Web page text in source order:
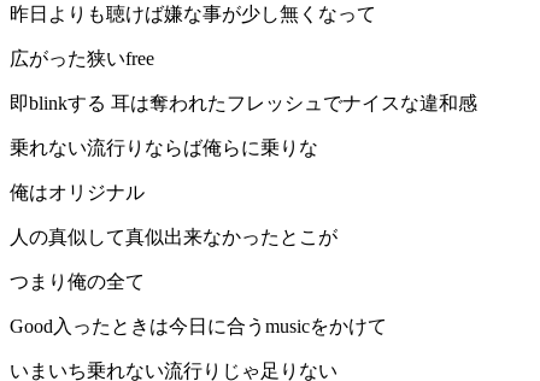
昨日よりも聴けば嫌な事が少し無くなって
広がった狭いfree
即blinkする 耳は奪われたフレッシュでナイスな違和感
乗れない流行りならば俺らに乗りな
俺はオリジナル
人の真似して真似出来なかったとこが
つまり俺の全て
Good入ったときは今日に合うmusicをかけて
いまいち乗れない流行りじゃ足りない